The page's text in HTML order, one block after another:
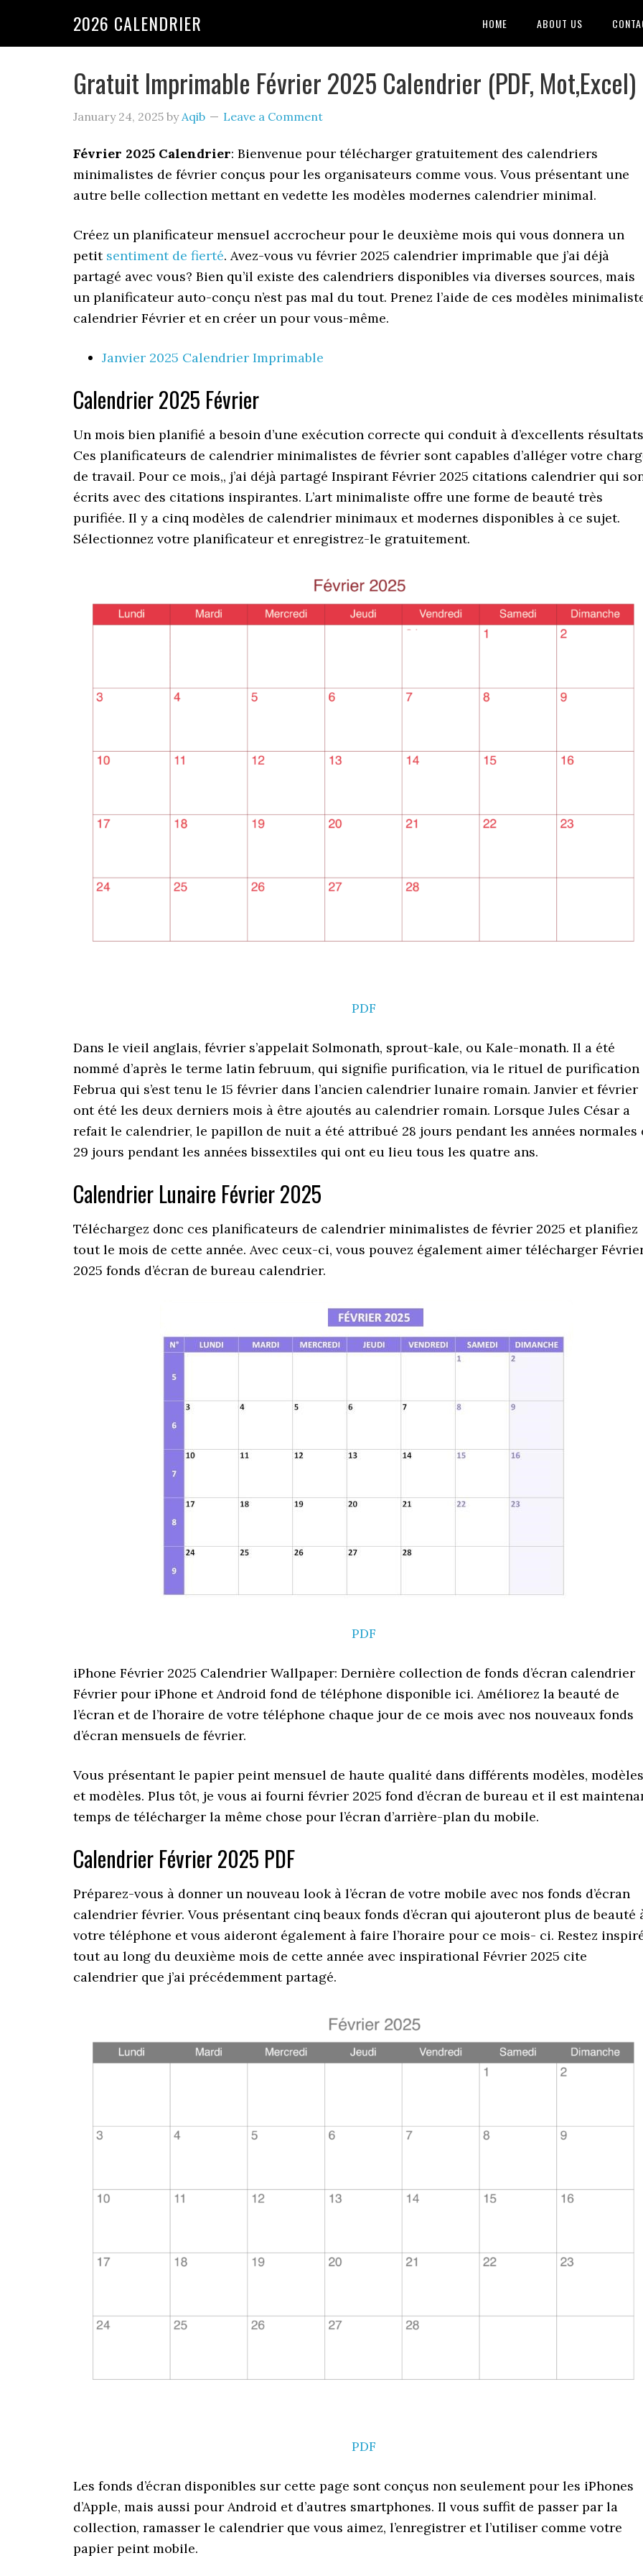
2026 CALENDRIER HOME ABOUT US
Gratuit Imprimable Février 2025 Calendrier (PDF, Mot,Excel)
January 24, 2025 byAqib Leave a Comment
Février 2025 Calendrier: Bienvenue pour télécharger gratuitement des calendriers
minimalistes de février conçus pour les organisateurs comme vous. Vous présentant une
autre belle collection mettant en vedette les modèles modernes calendrier minimal.
Créez un planificateur mensuel accrocheur pour le deuxième mois qui vous donnera un
petit sentiment de fierté. Avez-vous vu février 2025 calendrier imprimable que j’ai déjà
partagé avec vous? Bien qu’il existe des calendriers disponibles via diverses sources, mais
un planificateur auto-conçu n’est pas mal du tout. Prenez l’aide de ces modèles
calendrier Février et en créer un pour vous-même.
Janvier 2025 Calendrier Imprimable
Calendrier 2025 Février
Un mois bien planifié a besoin d’une exécution correcte qui conduit à d’excellents
Ces planificateurs de calendrier minimalistes de février sont capables d’alléger votre
de travail. Pour ce mois,, j’ai déjà partagé Inspirant Février 2025 citations calendrier qui
écrits avec des citations inspirantes. L’art minimaliste offre une forme de beauté très
purifiée. Il y a cinq modèles de calendrier minimaux et modernes disponibles à ce sujet.
Sélectionnez votre planificateur et enregistrez-le gratuitement.
PDF
Dans le vieil anglais, février s’appelait Solmonath, sprout-kale, ou Kale-monath. Il a été
nommé d’après le terme latin februum, qui signifie purification, via le rituel de purification
Februa qui s’est tenu le 15 février dans l’ancien calendrier lunaire romain. Janvier et février
ont été les deux derniers mois à être ajoutés au calendrier romain. Lorsque Jules César a
refait le calendrier, le papillon de nuit a été attribué 28 jours pendant les années normales
29 jours pendant les années bissextiles qui ont eu lieu tous les quatre ans.
Calendrier Lunaire Février 2025
Téléchargez donc ces planificateurs de calendrier minimalistes de février 2025 et planifiez
tout le mois de cette année. Avec ceux-ci, vous pouvez également aimer télécharger
2025 fonds d’écran de bureau calendrier.
PDF
iPhone Février 2025 Calendrier Wallpaper: Dernière collection de fonds d’écran calendrier
Février pour iPhone et Android fond de téléphone disponible ici. Améliorez la beauté de
l’écran et de l’horaire de votre téléphone chaque jour de ce mois avec nos nouveaux fonds
d’écran mensuels de février.
Vous présentant le papier peint mensuel de haute qualité dans différents modèles,
et modèles. Plus tôt, je vous ai fourni février 2025 fond d’écran de bureau et il est
temps de télécharger la même chose pour l’écran d’arrière-plan du mobile.
Calendrier Février 2025 PDF
Préparez-vous à donner un nouveau look à l’écran de votre mobile avec nos fonds d’écran
calendrier février. Vous présentant cinq beaux fonds d’écran qui ajouteront plus de beauté
votre téléphone et vous aideront également à faire l’horaire pour ce mois- ci. Restez
tout au long du deuxième mois de cette année avec inspirational Février 2025 cite
calendrier que j’ai précédemment partagé.
PDF
Les fonds d’écran disponibles sur cette page sont conçus non seulement pour les iPhones
d’Apple, mais aussi pour Android et d’autres smartphones. Il vous suffit de passer par la
collection, ramasser le calendrier que vous aimez, l’enregistrer et l’utiliser comme votre
papier peint mobile.